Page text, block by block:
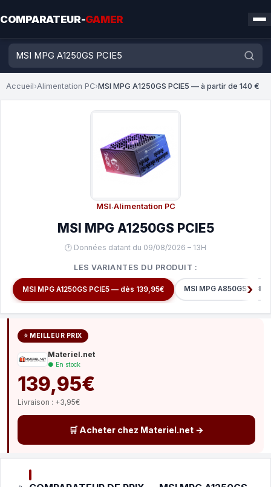
COMPARATEUR-GAMER
Accueil›Alimentation PC›MSI MPG A1250GS PCIE5 — à partir de 140 €
MSI·Alimentation PC
MSI MPG A1250GS PCIE5
🕐 Données datant du 09/08/2026 – 13H
LES VARIANTES DU PRODUIT :
MSI MPG A1250GS PCIE5 — dès 139,95€ MSI MPG A850GS
⭐ MEILLEUR PRIX
Materiel.net
● En stock
139,95€
Livraison : +3,95€
🛒 Acheter chez Materiel.net →